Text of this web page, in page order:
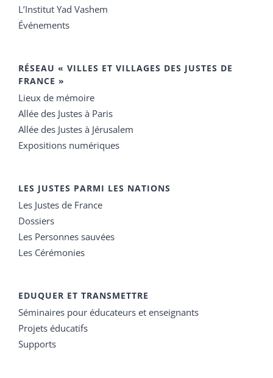
L’Institut Yad Vashem
Événements
RÉSEAU « VILLES ET VILLAGES DES JUSTES DE
FRANCE »
Lieux de mémoire
Allée des Justes à Paris
Allée des Justes à Jérusalem
Expositions numériques
LES JUSTES PARMI LES NATIONS
Les Justes de France
Dossiers
Les Personnes sauvées
Les Cérémonies
EDUQUER ET TRANSMETTRE
Séminaires pour éducateurs et enseignants
Projets éducatifs
Supports